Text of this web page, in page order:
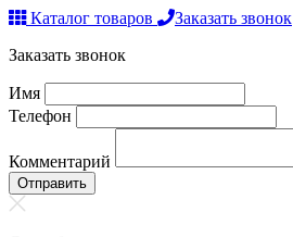
Каталог товаров
Заказать звонок
Заказать звонок
Имя
Телефон
Комментарий
Отправить